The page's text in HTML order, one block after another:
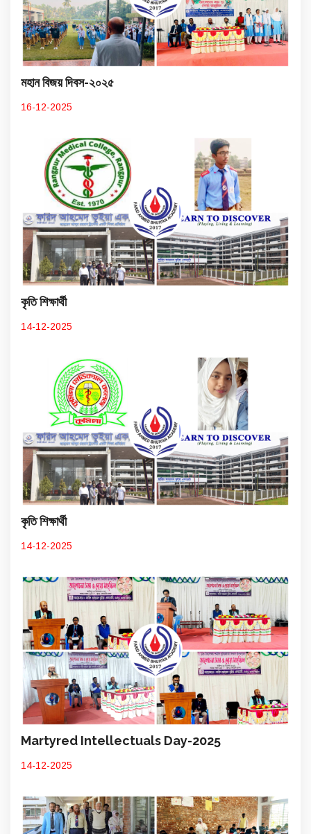
মহান বিজয় দিবস-২০২৫
16-12-2025
কৃতি শিক্ষার্থী
14-12-2025
কৃতি শিক্ষার্থী
14-12-2025
Martyred Intellectuals Day-2025
14-12-2025